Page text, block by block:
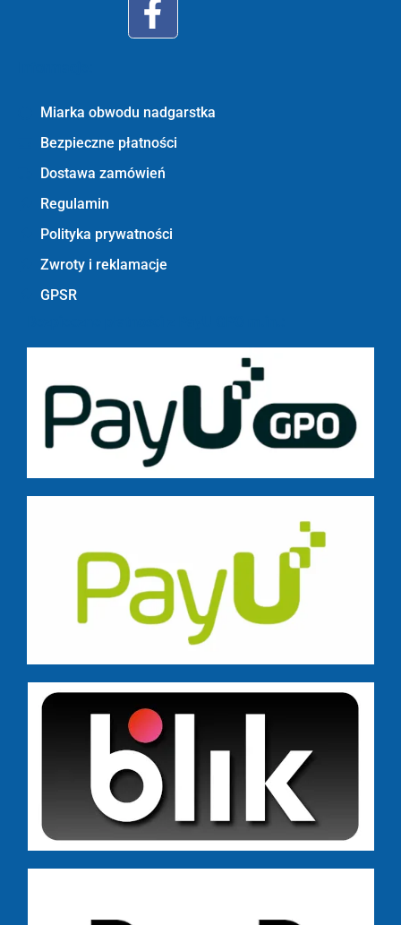
Miarka obwodu nadgarstka
Bezpieczne płatności
Dostawa zamówień
Regulamin
Polityka prywatności
Zwroty i reklamacje
GPSR